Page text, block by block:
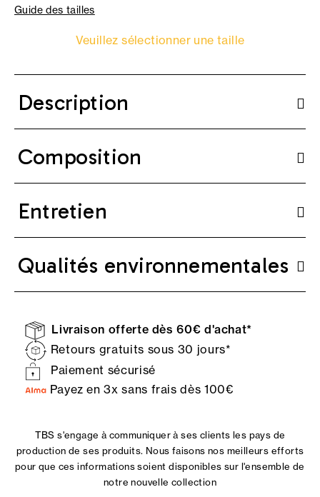
Guide des tailles
Veuillez sélectionner une taille
Description
Composition
Entretien
Qualités environnementales
Livraison offerte dès 60€ d'achat*
Retours gratuits sous 30 jours*
Paiement sécurisé
Payez en 3x sans frais dès 100€
TBS s'engage à communiquer à ses clients les pays de
production de ses produits. Nous faisons nos meilleurs efforts
pour que ces informations soient disponibles sur l'ensemble de
notre nouvelle collection